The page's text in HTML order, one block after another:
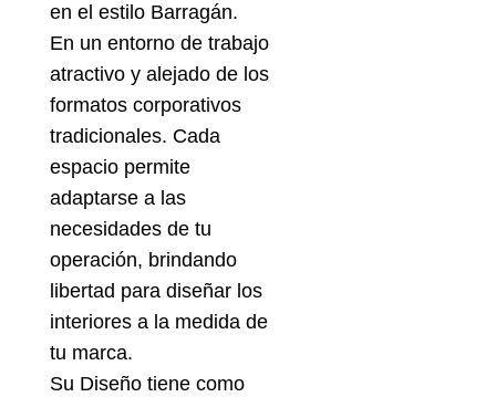
en el estilo Barragán.
En un entorno de trabajo
atractivo y alejado de los
formatos corporativos
tradicionales. Cada
espacio permite
adaptarse a las
necesidades de tu
operación, brindando
libertad para diseñar los
interiores a la medida de
tu marca.
Su Diseño tiene como